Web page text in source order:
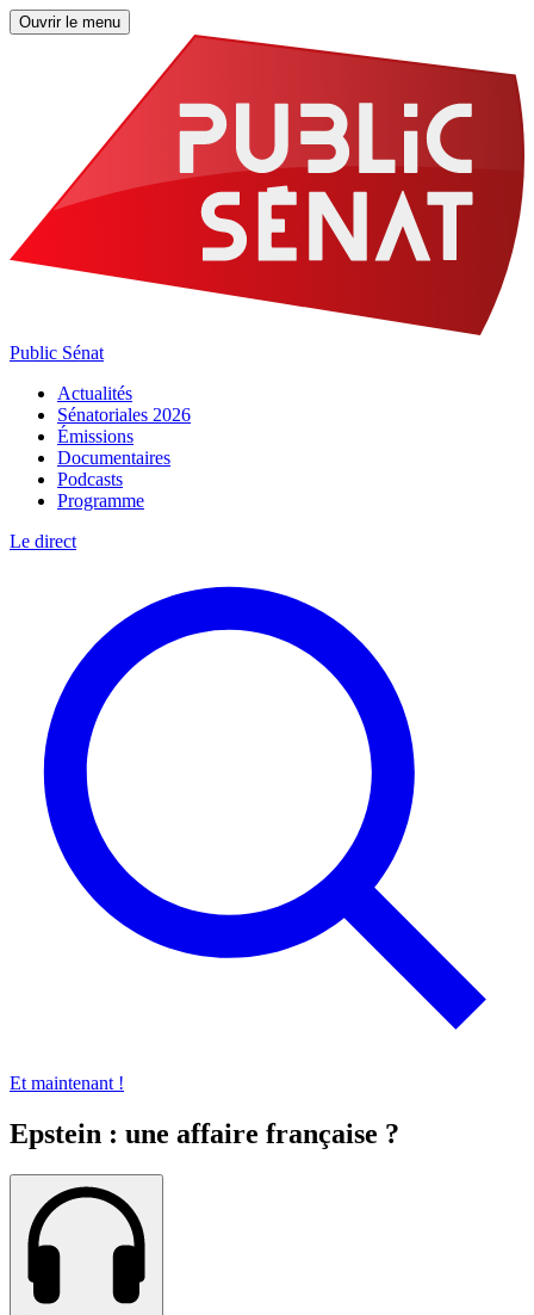
Ouvrir le menu
Public Sénat
Actualités
Sénatoriales 2026
Émissions
Documentaires
Podcasts
Programme
Le direct
Et maintenant !
Epstein : une affaire française ?